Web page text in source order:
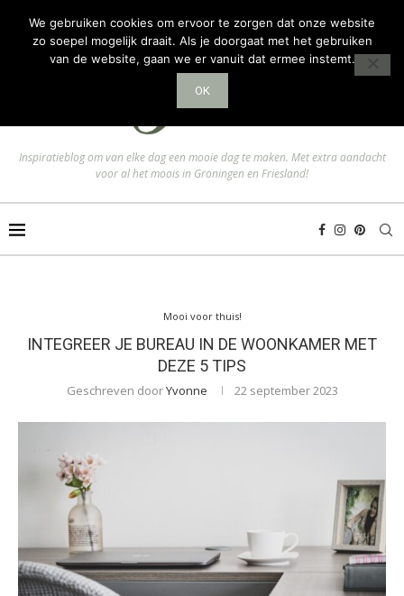
Inspiratieblog om van elke dag een mooie dag te maken. Met extra aandacht
voor al het moois in Groningen en Friesland!
Mooi voor thuis!
INTEGREER JE BUREAU IN DE WOONKAMER MET
DEZE 5 TIPS
Geschreven doorYvonne 22 september 2023
We gebruiken cookies om ervoor te zorgen dat onze website
zo soepel mogelijk draait. Als je doorgaat met het gebruiken
van de website, gaan we er vanuit dat ermee instemt.
OK